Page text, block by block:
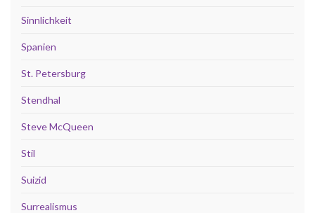
Sinnlichkeit
Spanien
St. Petersburg
Stendhal
Steve McQueen
Stil
Suizid
Surrealismus